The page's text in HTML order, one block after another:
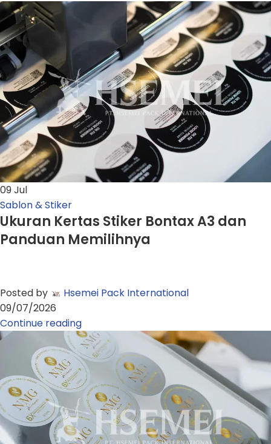
09Jul
Sablon & Stiker
Ukuran Kertas Stiker Bontax A3 dan
Panduan Memilihnya
Posted by
Hsemei Pack International
09/07/2026
Continue reading